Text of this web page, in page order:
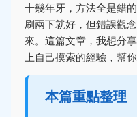
十幾年牙，方法全是錯
刷兩下就好，但錯誤觀
來。這篇文章，我想分
上自己摸索的經驗，幫你
本篇重點整理